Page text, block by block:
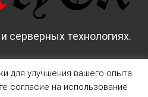
серверных технологиях.
Дизайн и верстка:AndreyEx
для улучшения вашего опыта.
согласие на использование